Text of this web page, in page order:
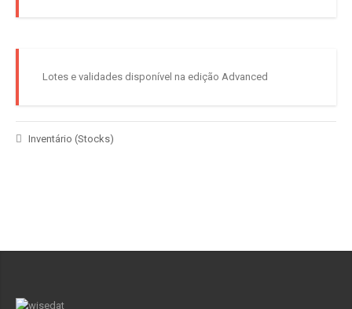
Lotes e validades disponível na edição Advanced
Inventário (Stocks)